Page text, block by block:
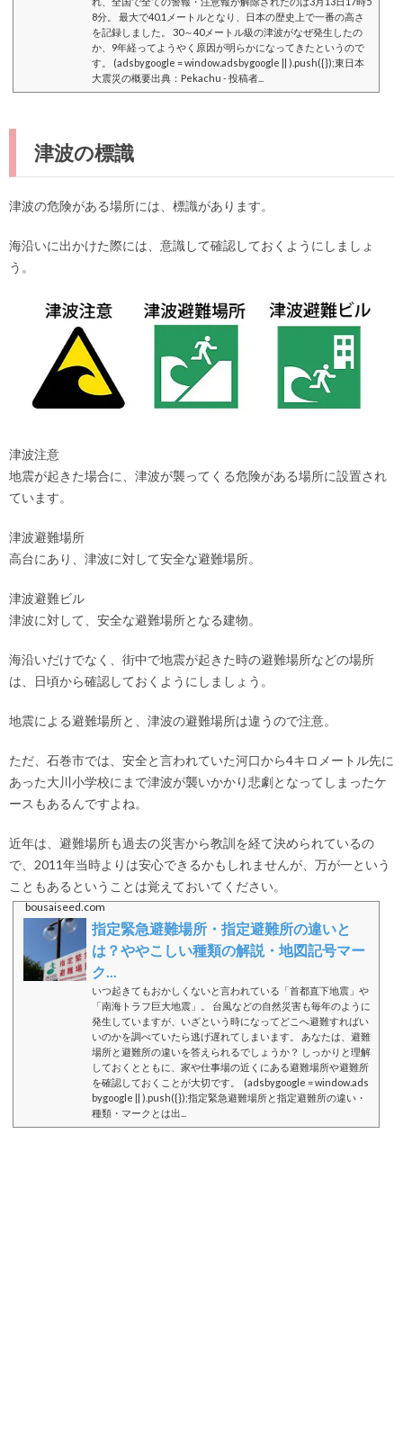
8分。 最大で40.1メートルとなり、日本の歴史上で一番の高さ
を記録しました。 30～40メートル級の津波がなぜ発生したの
か、9年経ってようやく原因が明らかになってきたというので
す。 (adsbygoogle = window.adsbygoogle || ).push({});東日本
大震災の概要出典：Pekachu - 投稿者...
津波の標識
津波の危険がある場所には、標識があります。
海沿いに出かけた際には、意識して確認しておくようにしましょ
う。
津波注意
地震が起きた場合に、津波が襲ってくる危険がある場所に設置され
ています。
津波避難場所
高台にあり、津波に対して安全な避難場所。
津波避難ビル
津波に対して、安全な避難場所となる建物。
海沿いだけでなく、街中で地震が起きた時の避難場所などの場所
は、日頃から確認しておくようにしましょう。
地震による避難場所と、津波の避難場所は違うので注意。
ただ、石巻市では、安全と言われていた河口から4キロメートル先に
あった大川小学校にまで津波が襲いかかり悲劇となってしまったケ
ースもあるんですよね。
近年は、避難場所も過去の災害から教訓を経て決められているの
で、2011年当時よりは安心できるかもしれませんが、万が一という
こともあるということは覚えておいてください。
bousaiseed.com
指定緊急避難場所・指定避難所の違いと
は？ややこしい種類の解説・地図記号マー
ク...
いつ起きてもおかしくないと言われている「首都直下地震」や
「南海トラフ巨大地震」。 台風などの自然災害も毎年のように
発生していますが、いざという時になってどこへ避難すればい
いのかを調べていたら逃げ遅れてしまいます。 あなたは、避難
場所と避難所の違いを答えられるでしょうか？ しっかりと理解
しておくとともに、家や仕事場の近くにある避難場所や避難所
を確認しておくことが大切です。 (adsbygoogle = window.ads
bygoogle || ).push({});指定緊急避難場所と指定避難所の違い・
種類・マークとは出...